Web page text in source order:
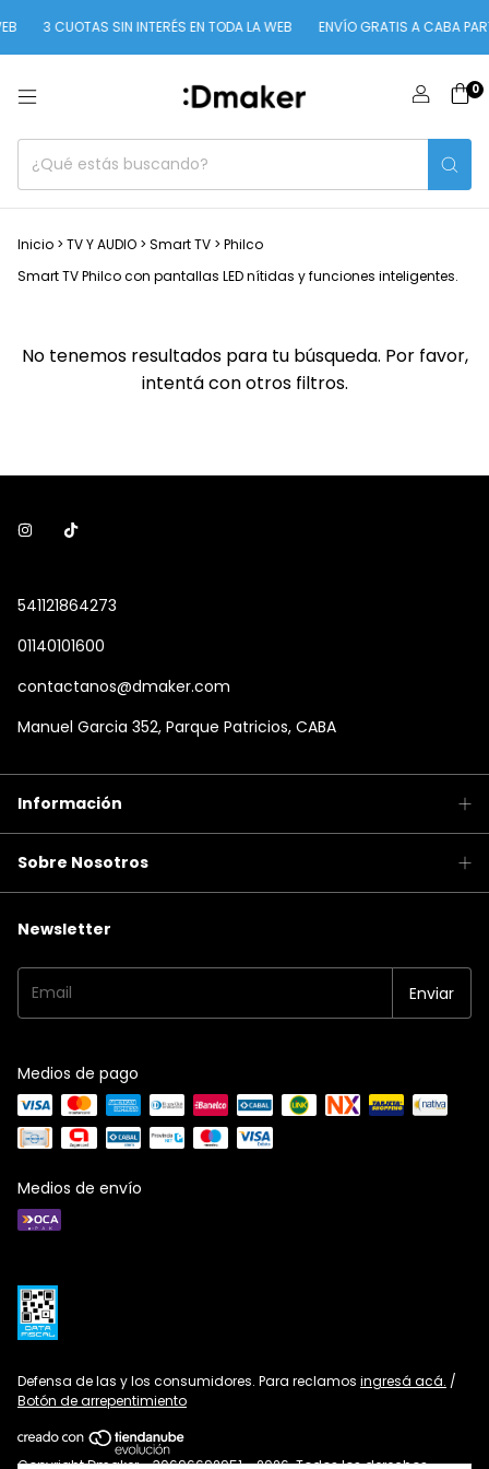
3 CUOTAS SIN INTERÉS EN TODA LA WEB ENVÍO GRATIS A CABA
0
Inicio > TV Y AUDIO > Smart TV > Philco
Smart TV Philco con pantallas LED nítidas y funciones inteligentes.
No tenemos resultados para tu búsqueda. Por favor,
intentá con otros filtros.
541121864273
01140101600
contactanos@dmaker.com
Manuel Garcia 352, Parque Patricios, CABA
Información
Sobre Nosotros
Newsletter
Medios de pago
Medios de envío
Defensa de las y los consumidores. Para reclamos ingresá acá. /
Botón de arrepentimiento
Copyright Dmaker - 30696692951 - 2026. Todos los derechos